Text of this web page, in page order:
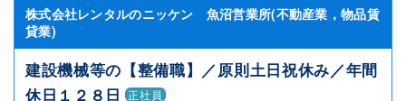
株式会社レンタルのニッケン 魚沼営業所(不動産業，物品賃
貸業)
建設機械等の【整備職】／原則土日祝休み／年間
休日１２８日 正社員